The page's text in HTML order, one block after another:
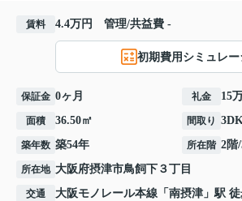
賃料 4.4万円 管理/共益費 -
初期費用シミュレ
保証金 0ヶ月 礼金 15
面積 36.50㎡ 間取り
築年数 築54年 所在階 2階
所在地 大阪府摂津市鳥飼下 ３丁目
交通 大阪モノレール本線 「 南摂津 」駅